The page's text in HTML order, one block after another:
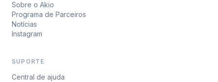
Sobre o Akio
Programa de Parceiros
Notícias
Instagram
SUPORTE
Central de ajuda